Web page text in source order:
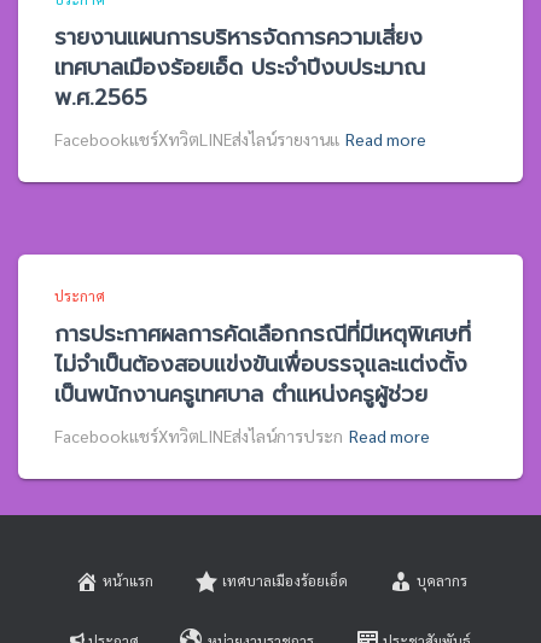
รายงานแผนการบริหารจัดการความเสี่ยง
เทศบาลเมืองร้อยเอ็ด ประจำปีงบประมาณ
พ.ศ.2565
Facebookแชร์XทวิตLINEส่งไลน์รายงานแ Read more
ประกาศ
การประกาศผลการคัดเลือกกรณีที่มีเหตุพิเศษที่
ไม่จำเป็นต้องสอบแข่งขันเพื่อบรรจุและแต่งตั้ง
เป็นพนักงานครูเทศบาล ตำแหน่งครูผู้ช่วย
Facebookแชร์XทวิตLINEส่งไลน์การประก Read more
หน้าแรก เทศบาลเมืองร้อยเอ็ด บุคลากร